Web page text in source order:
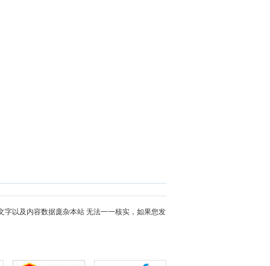
以及内容数据庞杂本站 无法一一核实，如果您发